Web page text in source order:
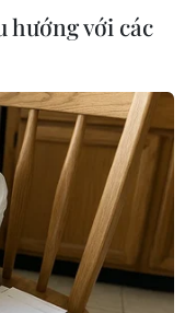
York
giới nghiêm
hướng với các